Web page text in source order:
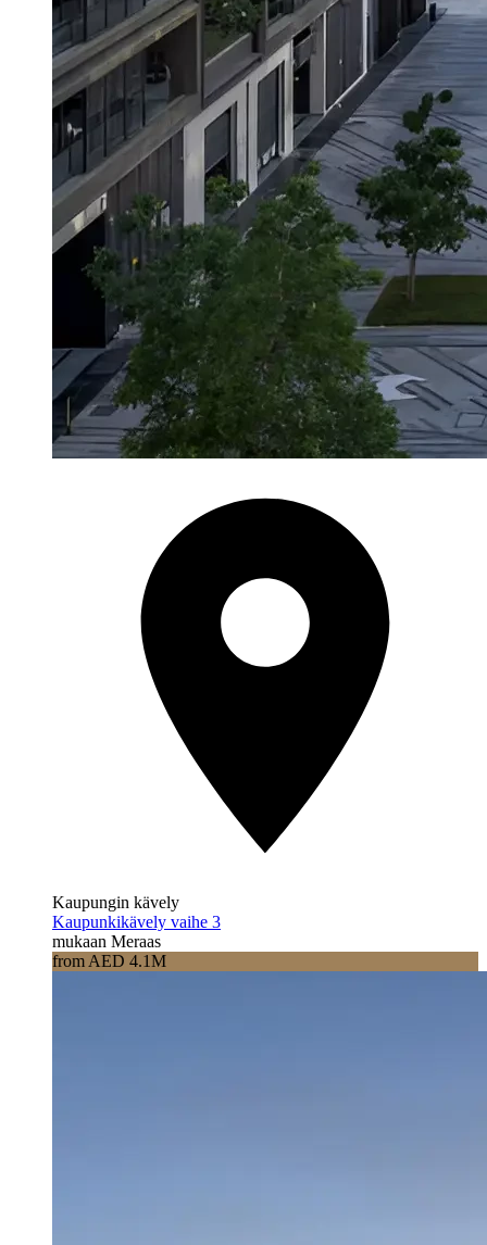
Kaupungin kävely
Kaupunkikävely vaihe 3
mukaan Meraas
from AED 4.1M